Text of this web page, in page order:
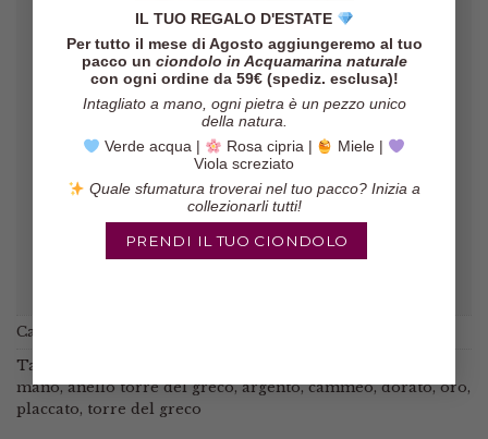
IL TUO REGALO D'ESTATE
Per tutto il mese di Agosto aggiungeremo al tuo
pacco un ciondolo in Acquamarina naturale
con ogni ordine da 59€ (spediz. esclusa)!
Intagliato a mano, ogni pietra è un pezzo unico
della natura.
Verde acqua |
Rosa cipria |
Miele |
Viola screziato
Quale sfumatura troverai nel tuo pacco? Inizia a
collezionarli tutti!
PRENDI IL TUO CIONDOLO
Gli orecchini sono veramente belli,
il pacco è arrivato in poco tempo ed
il venditore è molto affidabile!
Marinella
Categorie:
Tag:
mano,anello torre del greco,argento,cammeo,dorato,oro,
placcato, torre del greco